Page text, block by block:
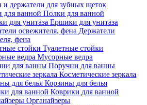
и держатели для зубных щеток
Полки для ванной
Ершики для унитаза
Держатели
фена
Туалетные стойки
Мусорные ведра
Поручни для ванны
Косметические зеркала
Корзины для белья
Коврики для ванной
Органайзеры